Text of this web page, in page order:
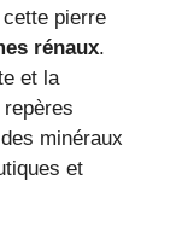
pierre
rénaux.
et la
minéraux
et